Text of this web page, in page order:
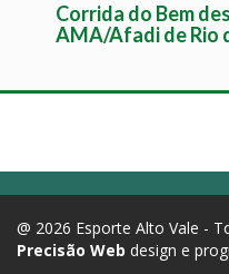
Corrida do Bem
AMA/Afadi de Rio
@ 2026 Esporte Alto Vale -
Precisão Web design e